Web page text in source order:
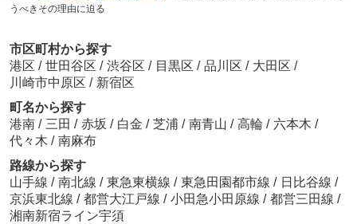
うべきその理由に迫る
市区町村から探す
港区 / 世田谷区 / 渋谷区 / 目黒区 / 品川区 / 大田区 /
川崎市中原区 / 新宿区
町名から探す
港南 / 三田 / 赤坂 / 白金 / 芝浦 / 南青山 / 高輪 / 六本木 /
代々木 / 南麻布
路線から探す
山手線 / 南北線 / 東急東横線 / 東急田園都市線 / 日比谷線 /
京浜東北線 / 都営大江戸線 / 小田急小田原線 / 都営三田線 /
湘南新宿ライン宇須